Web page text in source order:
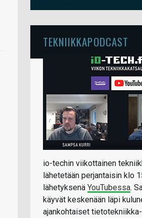
TEKNIIKKAPODCAST
io-techin viikottainen
lähetetään perjantaisin klo
lähetyksenä YouTubessa.
käyvät keskenään läpi
ajankohtaiset